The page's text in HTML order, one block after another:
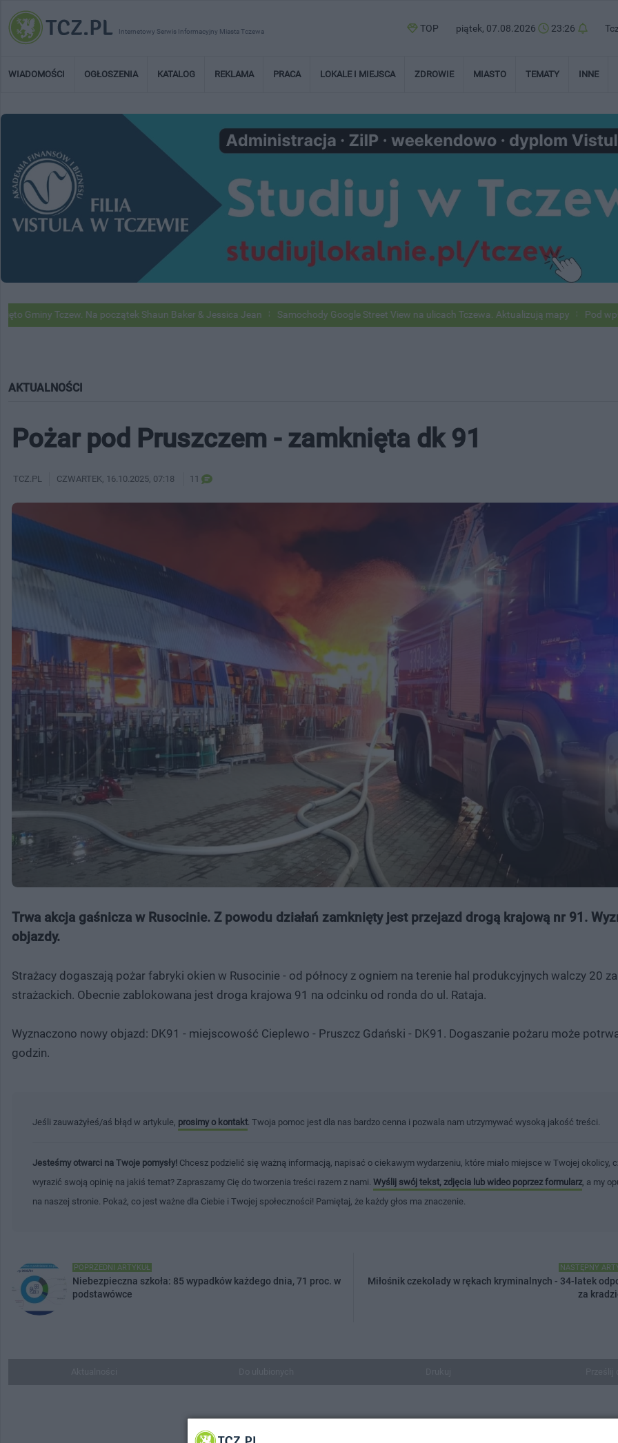
Internetowy Serwis Informacyjny Miasta Tczewa TOP piątek, 07.08.2026 23:26
WIADOMOŚCI OGŁOSZENIA KATALOG REKLAMA PRACA LOKALE I MIEJSCA ZDROWIE MIASTO TEMATY INNE
Na początek Shaun Baker & Jessica Jean Samochody Google Street View na ulicach Tczewa. Aktualizują mapy Pod wpływem
AKTUALNOŚCI
Pożar pod Pruszczem - zamknięta dk 91
TCZ.PL CZWARTEK , 16.10.2025, 07:18 11
Trwa akcja gaśnicza w Rusocinie. Z powodu działań zamknięty jest przejazd drogą krajową nr 91.
objazdy.
Strażacy dogaszają pożar fabryki okien w Rusocinie - od północy z ogniem na terenie hal produkcyjnych walczy 20
strażackich. Obecnie zablokowana jest droga krajowa 91 na odcinku od ronda do ul. Rataja.
Wyznaczono nowy objazd: DK91 - miejscowość Cieplewo - Pruszcz Gdański - DK91. Dogaszanie pożaru może
godzin.
Jeśli zauważyłeś/aś błąd w artykule, prosimy o kontakt . Twoja pomoc jest dla nas bardzo cenna i pozwala nam utrzymywać wysoką jakość treści.
Jesteśmy otwarci na Twoje pomysły! Chcesz podzielić się ważną informacją, napisać o ciekawym wydarzeniu, które miało miejsce w Twojej okolicy,
wyrazić swoją opinię na jakiś temat? Zapraszamy Cię do tworzenia treści razem z nami. Wyślij swój tekst, zdjęcia lub wideo poprzez formularz , a my
na naszej stronie. Pokaż, co jest ważne dla Ciebie i Twojej społeczności! Pamiętaj, że każdy głos ma znaczenie.
POPRZEDNI ARTYKUŁ
Niebezpieczna szkoła: 85 wypadków każdego dnia, 71 proc. w
podstawówce
NASTĘPNY
Miłośnik czekolady w rękach kryminalnych - 34-latek
za